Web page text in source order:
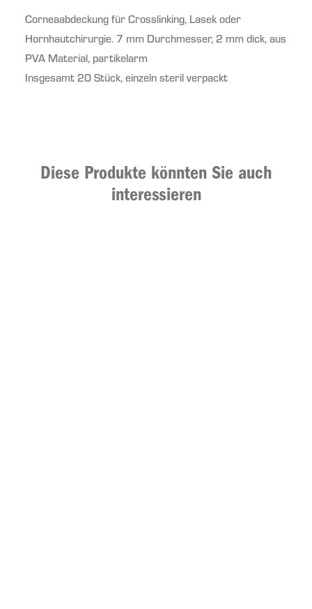
Corneaabdeckung für Crosslinking, Lasek oder
Hornhautchirurgie. 7 mm Durchmesser, 2 mm dick, aus
PVA Material, partikelarm
Insgesamt 20 Stück, einzeln steril verpackt
Diese Produkte könnten Sie auch
interessieren